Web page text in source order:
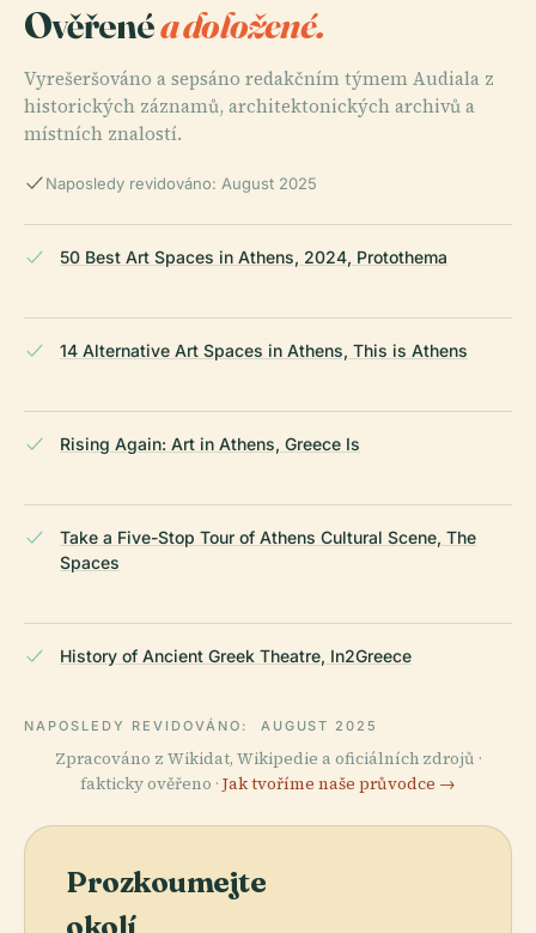
Ověřenéa doložené.
Vyrešeršováno a sepsáno redakčním týmem Audiala z
historických záznamů, architektonických archivů a
místních znalostí.
Naposledy revidováno: August 2025
50 Best Art Spaces in Athens, 2024, Protothema
14 Alternative Art Spaces in Athens, This is Athens
Rising Again: Art in Athens, Greece Is
Take a Five-Stop Tour of Athens Cultural Scene, The
Spaces
History of Ancient Greek Theatre, In2Greece
NAPOSLEDY REVIDOVÁNO: AUGUST 2025
Zpracováno z Wikidat, Wikipedie a oficiálních zdrojů ·
fakticky ověřeno · Jak tvoříme naše průvodce →
Prozkoumejte